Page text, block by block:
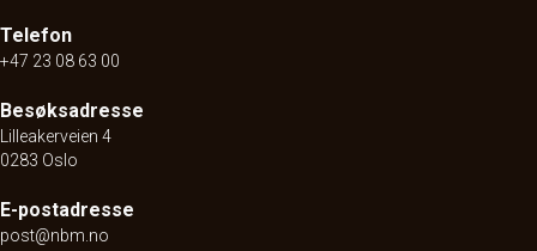
Telefon
+47 23 08 63 00
Besøksadresse
Lilleakerveien 4
0283 Oslo
E-postadresse
post@nbm.no